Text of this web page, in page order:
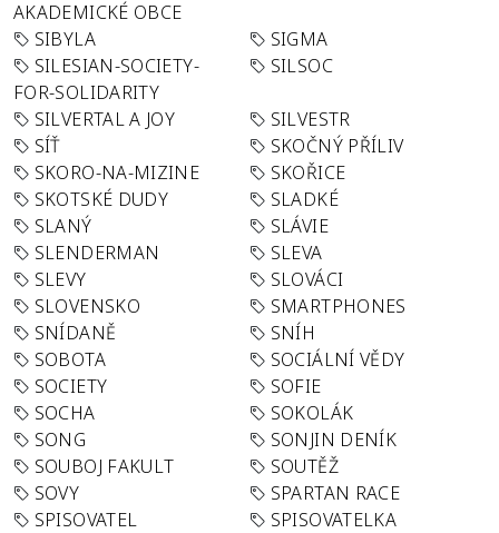
AKADEMICKÉ OBCE
SIBYLA
SIGMA
SILESIAN-SOCIETY-
FOR-SOLIDARITY
SILSOC
SILVERTAL A JOY
SILVESTR
SÍŤ
SKOČNÝ PŘÍLIV
SKORO-NA-MIZINE
SKOŘICE
SKOTSKÉ DUDY
SLADKÉ
SLANÝ
SLÁVIE
SLENDERMAN
SLEVA
SLEVY
SLOVÁCI
SLOVENSKO
SMARTPHONES
SNÍDANĚ
SNÍH
SOBOTA
SOCIÁLNÍ VĚDY
SOCIETY
SOFIE
SOCHA
SOKOLÁK
SONG
SONJIN DENÍK
SOUBOJ FAKULT
SOUTĚŽ
SOVY
SPARTAN RACE
SPISOVATEL
SPISOVATELKA